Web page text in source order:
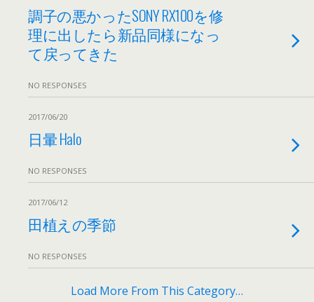
調子の悪かったSONY RX100を修
理に出したら新品同様になっ
て戻ってきた
NO RESPONSES
2017/06/20
日暈 Halo
NO RESPONSES
2017/06/12
田植えの季節
NO RESPONSES
Load More From This Category…